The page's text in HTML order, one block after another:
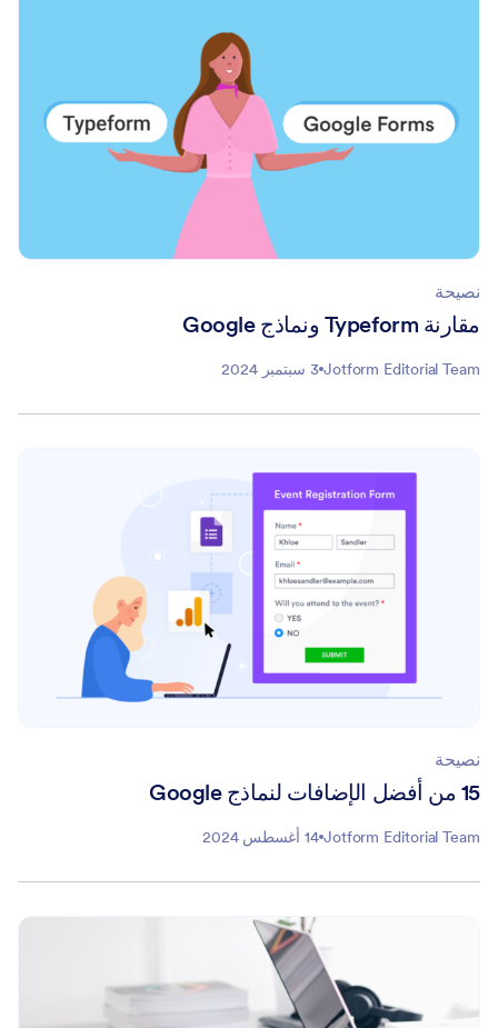
نصيحة
مقارنة Typeform ونماذج Google
Jotform Editorial Team 3 سبتمبر 2024
نصيحة
15 من أفضل الإضافات لنماذج Google
Jotform Editorial Team 14 أغسطس 2024